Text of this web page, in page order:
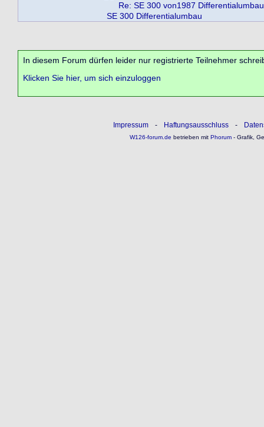
Re: SE 300 von1987
SE 300 Differentialumbau
In diesem Forum dürfen leider nur registrierte Teilnehmer
Klicken Sie hier, um sich einzuloggen
Impressum - Haftungsausschluss -
W126-forum.de betrieben mitPhorum- Grafik,